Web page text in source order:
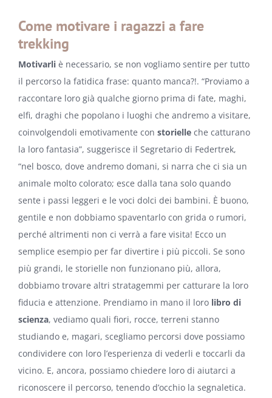
Come motivare i ragazzi a fare
trekking
Motivarli è necessario, se non vogliamo sentire per tutto
il percorso la fatidica frase: quanto manca?!. “Proviamo a
raccontare loro già qualche giorno prima di fate, maghi,
elfi, draghi che popolano i luoghi che andremo a visitare,
coinvolgendoli emotivamente con storielle che catturano
la loro fantasia”, suggerisce il Segretario di Federtrek,
“nel bosco, dove andremo domani, si narra che ci sia un
animale molto colorato; esce dalla tana solo quando
sente i passi leggeri e le voci dolci dei bambini. È buono,
gentile e non dobbiamo spaventarlo con grida o rumori,
perché altrimenti non ci verrà a fare visita! Ecco un
semplice esempio per far divertire i più piccoli. Se sono
più grandi, le storielle non funzionano più, allora,
dobbiamo trovare altri stratagemmi per catturare la loro
fiducia e attenzione. Prendiamo in mano il loro libro di
scienza, vediamo quali fiori, rocce, terreni stanno
studiando e, magari, scegliamo percorsi dove possiamo
condividere con loro l’esperienza di vederli e toccarli da
vicino. E, ancora, possiamo chiedere loro di aiutarci a
riconoscere il percorso, tenendo d’occhio la segnaletica.